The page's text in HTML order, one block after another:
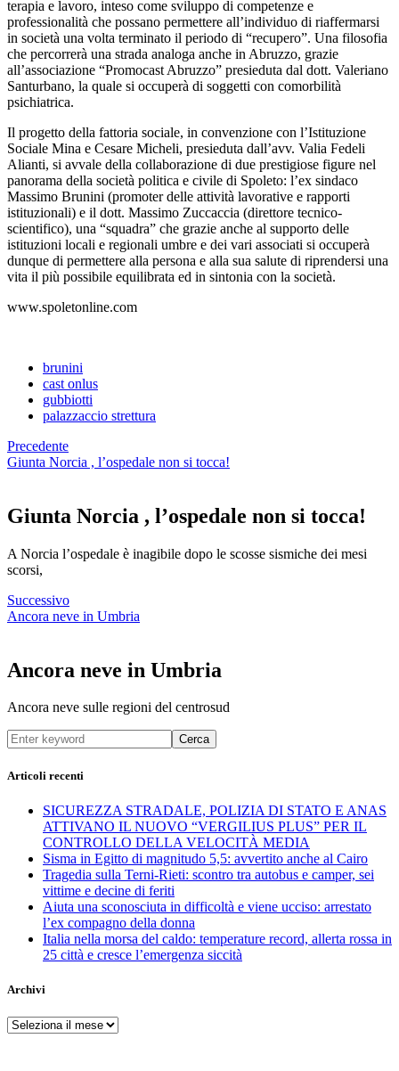
terapia e lavoro, inteso come sviluppo di competenze e
professionalità che possano permettere all’individuo di riaffermarsi
in società una volta terminato il periodo di “recupero”. Una filosofia
che percorrerà una strada analoga anche in Abruzzo, grazie
all’associazione “Promocast Abruzzo” presieduta dal dott. Valeriano
Santurbano, la quale si occuperà di soggetti con comorbilità
psichiatrica.
Il progetto della fattoria sociale, in convenzione con l’Istituzione
Sociale Mina e Cesare Micheli, presieduta dall’avv. Valia Fedeli
Alianti, si avvale della collaborazione di due prestigiose figure nel
panorama della società politica e civile di Spoleto: l’ex sindaco
Massimo Brunini (promoter delle attività lavorative e rapporti
istituzionali) e il dott. Massimo Zuccaccia (direttore tecnico-
scientifico), una “squadra” che grazie anche al supporto delle
istituzioni locali e regionali umbre e dei vari associati si occuperà
dunque di permettere alla persona e alla sua salute di riprendersi una
vita il più possibile equilibrata ed in sintonia con la società.
www.spoletonline.com
brunini
cast onlus
gubbiotti
palazzaccio strettura
Precedente
Giunta Norcia , l’ospedale non si tocca!
Giunta Norcia , l’ospedale non si tocca!
A Norcia l’ospedale è inagibile dopo le scosse sismiche dei mesi
scorsi,
Successivo
Ancora neve in Umbria
Ancora neve in Umbria
Ancora neve sulle regioni del centrosud
Cerca
Articoli recenti
SICUREZZA STRADALE, POLIZIA DI STATO E ANAS
ATTIVANO IL NUOVO “VERGILIUS PLUS” PER IL
CONTROLLO DELLA VELOCITÀ MEDIA
Sisma in Egitto di magnitudo 5,5: avvertito anche al Cairo
Tragedia sulla Terni-Rieti: scontro tra autobus e camper, sei
vittime e decine di feriti
Aiuta una sconosciuta in difficoltà e viene ucciso: arrestato
l’ex compagno della donna
Italia nella morsa del caldo: temperature record, allerta rossa in
25 città e cresce l’emergenza siccità
Archivi
Archivi